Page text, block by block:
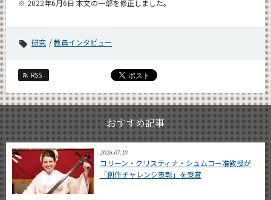
※ 2022年6月6日 本文の一部を修正しました。
研究 教員インタビュー
RSS
おすすめ記事
2026.07.10
コリーン・クリスティナ・シュムコー准教授が
「創作チャレンジ表彰」を受賞